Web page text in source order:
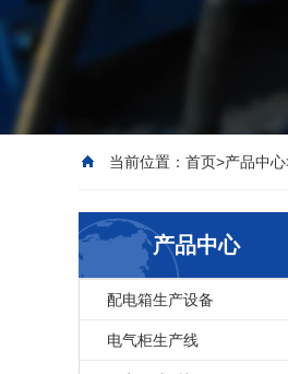
当前位置： 首页>产品中心
产品中心
配电箱生产设备
电气柜生产线